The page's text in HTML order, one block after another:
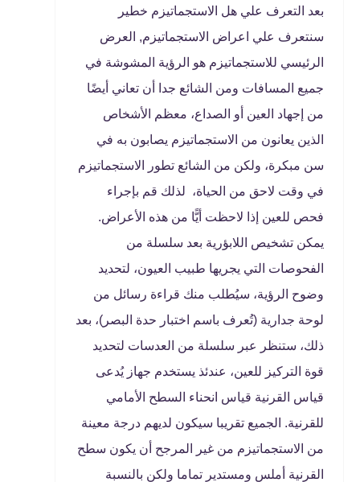
بعد التعرف علي هل الاستجماتيزم خطير
سنتعرف علي اعراض الاستجماتيزم, العرض
الرئيسي للاستجماتيزم هو الرؤية المشوشة في
جميع المسافات ومن الشائع جدا أن تعاني أيضًا
من إجهاد العين أو الصداع، معظم الأشخاص
الذين يعانون من الاستجماتيزم يصابون به في
سن مبكرة، ولكن من الشائع تطور الاستجماتيزم
في وقت لاحق من الحياة، لذلك قم بإجراء
فحص للعين إذا لاحظت أيًّا من هذه الأعراض.
يمكن تشخيص اللابؤرية بعد سلسلة من
الفحوصات التي يجريها طبيب العيون، لتحديد
وضوح الرؤية، سيُطلب منك قراءة رسائل من
لوحة جدارية (تُعرف باسم اختبار حدة البصر)، بعد
ذلك، ستنظر عبر سلسلة من العدسات لتحديد
قوة التركيز للعين، عندئذ يستخدم جهاز يُدعى
قياس القرنية قياس انحناء السطح الأمامي
للقرنية. الجميع تقريبا سيكون لديهم درجة معينة
من الاستجماتيزم من غير المرجح أن يكون سطح
القرنية أملس ومستدير تماما ولكن بالنسبة